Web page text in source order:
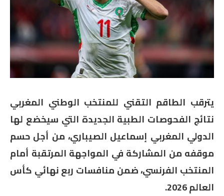
يترقب الطاقم التقني للمنتخب الوطني المغربي
نتائج الفحوصات الطبية الجديدة التي سيخضع لها
الدولي المغربي إسماعيل الصيباري، من أجل حسم
موقفه من المشاركة في المواجهة المرتقبة أمام
المنتخب الفرنسي، ضمن منافسات ربع نهائي كأس
العالم 2026.